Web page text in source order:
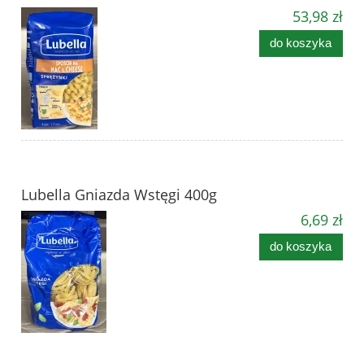
53,98 zł
do koszyka
Lubella Gniazda Wstęgi 400g
6,69 zł
do koszyka